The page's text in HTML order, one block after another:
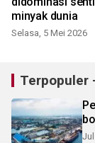
minyak dunia
Selasa, 5 Mei 2026
Terpopuler